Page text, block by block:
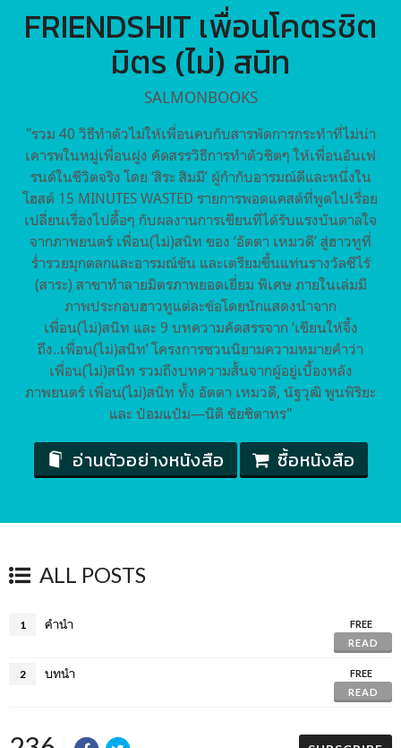
FRIENDSHIT เพื่อนโคตรชิต
มิตร (ไม่) สนิท
SALMONBOOKS
"รวม 40 วิธีทำตัวไม่ให้เพื่อนคบกับสารพัดการกระทำที่ไม่น่า
เคารพในหมู่เพื่อนฝูง คัดสรรวิธีการทำตัวชิตๆ ให้เพื่อนอันเฟ
รนด์ในชีวิตจริง โดย ‘สิระ สิมมี’ ผู้กำกับอารมณ์ดีและหนึ่งใน
โฮสต์ 15 MINUTES WASTED รายการพอดแคสต์ที่พูดไปเรื่อย
เปลี่ยนเรื่องไปดื้อๆ กับผลงานการเขียนที่ได้รับแรงบันดาลใจ
จากภาพยนตร์ เพื่อน(ไม่)สนิท ของ ‘อัตตา เหมวดี’ สู่ฮาวทูที่
ร่ำรวยมุกตลกและอารมณ์ขัน และเตรียมขึ้นแท่นรางวัลซีไร้
(สาระ) สาขาทำลายมิตรภาพยอดเยี่ยม พิเศษ ภายในเล่มมี
ภาพประกอบฮาวทูแต่ละข้อโดยนักแสดงนำจาก
เพื่อน(ไม่)สนิท และ 9 บทความคัดสรรจาก ‘เขียนให้จึ้ง
ถึง..เพื่อน(ไม่)สนิท’ โครงการชวนนิยามความหมายคำว่า
เพื่อน(ไม่)สนิท รวมถึงบทความสั้นจากผู้อยู่เบื้องหลัง
ภาพยนตร์ เพื่อน(ไม่)สนิท ทั้ง อัตตา เหมวดี, นัฐวุฒิ พูนพิริยะ
และ ป๋อมแป๋ม—นิติ ชัยชิตาทร"
อ่านตัวอย่างหนังสือ ซื้อหนังสือ
ALL POSTS
1 คำนำ
FREE
READ
2 บทนำ
FREE
READ